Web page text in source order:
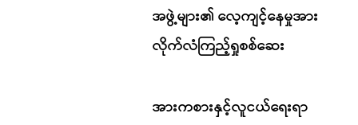
အဖွဲ့များ၏ လေ့ကျင့်နေမှုအား
လိုက်လံကြည့်ရှုစစ်ဆေး
အားကစားနှင့်လူငယ်ရေးရာ